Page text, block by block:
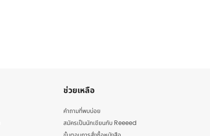
ช่วยเหลือ
คำถามที่พบบ่อย
สมัครเป็นนักเขียนกับ Reeeed